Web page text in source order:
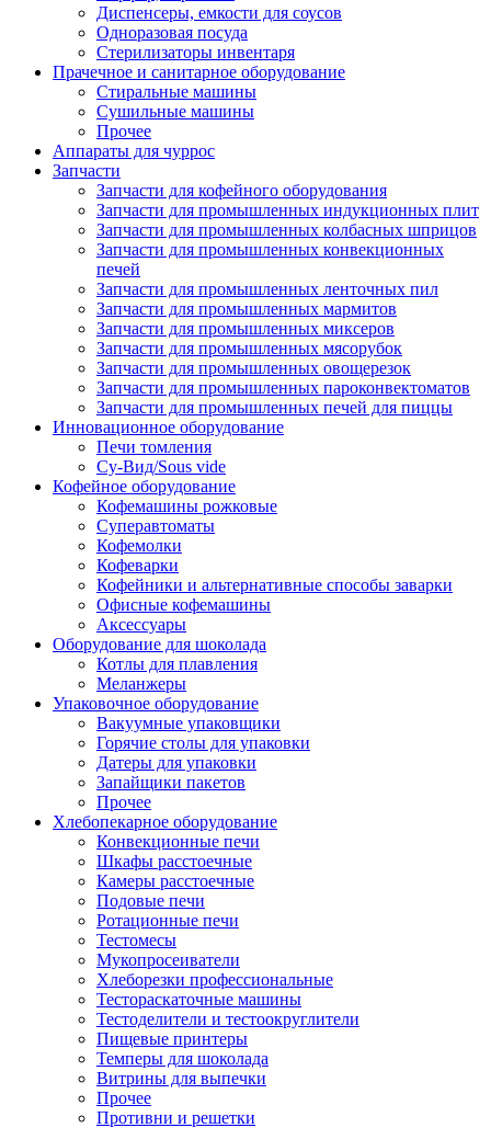
Диспенсеры, емкости для соусов
Одноразовая посуда
Стерилизаторы инвентаря
Прачечное и санитарное оборудование
Стиральные машины
Сушильные машины
Прочее
Аппараты для чуррос
Запчасти
Запчасти для кофейного оборудования
Запчасти для промышленных индукционных плит
Запчасти для промышленных колбасных шприцов
Запчасти для промышленных конвекционных
печей
Запчасти для промышленных ленточных пил
Запчасти для промышленных мармитов
Запчасти для промышленных миксеров
Запчасти для промышленных мясорубок
Запчасти для промышленных овощерезок
Запчасти для промышленных пароконвектоматов
Запчасти для промышленных печей для пиццы
Инновационное оборудование
Печи томления
Су-Вид/Sous vide
Кофейное оборудование
Кофемашины рожковые
Суперавтоматы
Кофемолки
Кофеварки
Кофейники и альтернативные способы заварки
Офисные кофемашины
Аксессуары
Оборудование для шоколада
Котлы для плавления
Меланжеры
Упаковочное оборудование
Вакуумные упаковщики
Горячие столы для упаковки
Датеры для упаковки
Запайщики пакетов
Прочее
Хлебопекарное оборудование
Конвекционные печи
Шкафы расстоечные
Камеры расстоечные
Подовые печи
Ротационные печи
Тестомесы
Мукопросеиватели
Хлеборезки профессиональные
Тестораскаточные машины
Тестоделители и тестоокруглители
Пищевые принтеры
Темперы для шоколада
Витрины для выпечки
Прочее
Противни и решетки